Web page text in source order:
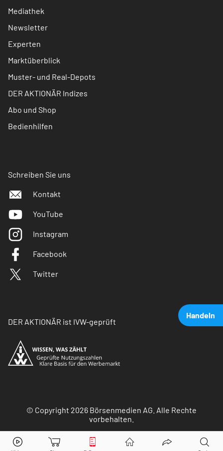
Handeln
Aktie jetzt handeln?
Mediathek
Newsletter
Experten
Marktüberblick
Muster- und Real-Depots
DER AKTIONÄR Indizes
Abo und Shop
Bedienhilfen
Schreiben Sie uns
Kontakt
YouTube
Instagram
Facebook
Twitter
DER AKTIONÄR ist IVW-geprüft
© Copyright 2026 Börsenmedien AG. Alle Rechte
vorbehalten.